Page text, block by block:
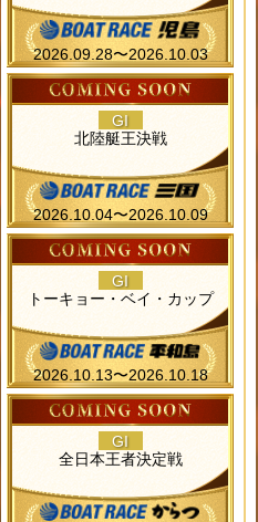
2026.09.28〜2026.10.03
GI
北陸艇王決戦
2026.10.04〜2026.10.09
GI
トーキョー・ベイ・カップ
2026.10.13〜2026.10.18
GI
全日本王者決定戦